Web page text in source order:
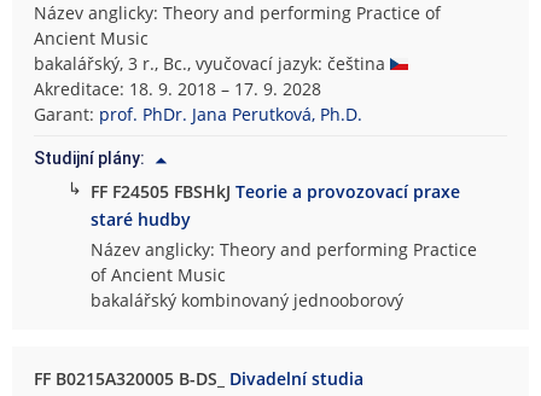
Název anglicky: Theory and performing Practice of
Ancient Music
bakalářský, 3 r., Bc., vyučovací jazyk: čeština
Akreditace: 18. 9. 2018 – 17. 9. 2028
Garant: prof. PhDr. Jana Perutková, Ph.D.
Studijní plány:
↳ FF F24505 FBSHkJTeorie a provozovací praxe
staré hudby
Název anglicky: Theory and performing Practice
of Ancient Music
bakalářský kombinovaný jednooborový
FF B0215A320005 B-DS_ Divadelní studia